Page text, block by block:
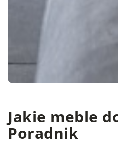
Jakie meble
Poradnik